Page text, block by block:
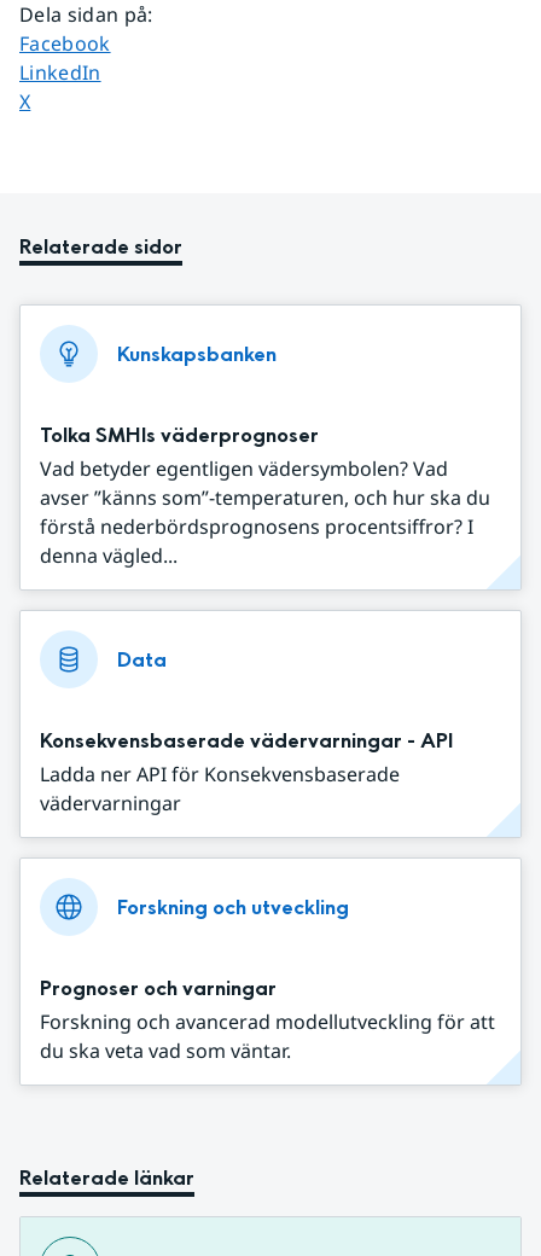
Dela sidan på:
Dela sidan på
Facebook
Dela sidan på
LinkedIn
Dela sidan på
X
Relaterade sidor
Kunskapsbanken
Tolka SMHIs väderprognoser
Vad betyder egentligen vädersymbolen? Vad
avser ”känns som”-temperaturen, och hur ska du
förstå nederbördsprognosens procentsiffror? I
denna vägled...
Data
Konsekvensbaserade vädervarningar - API
Ladda ner API för Konsekvensbaserade
vädervarningar
Forskning och utveckling
Prognoser och varningar
Forskning och avancerad modellutveckling för att
du ska veta vad som väntar.
Relaterade länkar